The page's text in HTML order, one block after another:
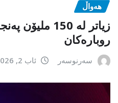
هەواڵ
زیاتر لە 150
روبارەکان
سەرنوسەر ئاب 2, 2026